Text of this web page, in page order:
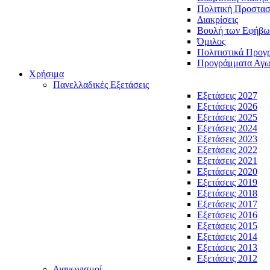
Πολιτική
Διακρίσεις
Βουλή των
Όμιλος
Πολιτιστικά
Προγράμματα
Χρήσιμα
Πανελλαδικές Εξετάσεις
Εξετάσεις 2027
Εξετάσεις 2026
Εξετάσεις 2025
Εξετάσεις 2024
Εξετάσεις 2023
Εξετάσεις 2022
Εξετάσεις 2021
Εξετάσεις 2020
Εξετάσεις 2019
Εξετάσεις 2018
Εξετάσεις 2017
Εξετάσεις 2016
Εξετάσεις 2015
Εξετάσεις 2014
Εξετάσεις 2013
Εξετάσεις 2012